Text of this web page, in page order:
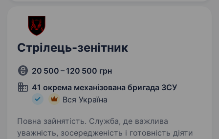
Стрілець-зенітник
20 500 – 120 500 грн
41 окрема механізована бригада ЗСУ
Вся Україна
Повна зайнятість. Служба, де важлива
уважність, зосередженість і готовність діяти